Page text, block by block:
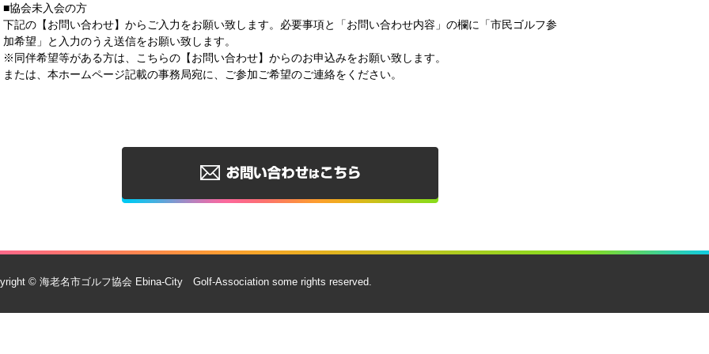
■協会未入会の方
下記の【お問い合わせ】からご入力をお願い致します。必要事項と「お問い合わせ内容」の欄に「市民ゴルフ参
加希望」と入力のうえ送信をお願い致します。
※同伴希望等がある方は、こちらの【お問い合わせ】からのお申込みをお願い致します。
または、本ホームページ記載の事務局宛に、ご参加ご希望のご連絡をください。
© 海老名市ゴルフ協会 Ebina-City Golf-Association some rights reserved.